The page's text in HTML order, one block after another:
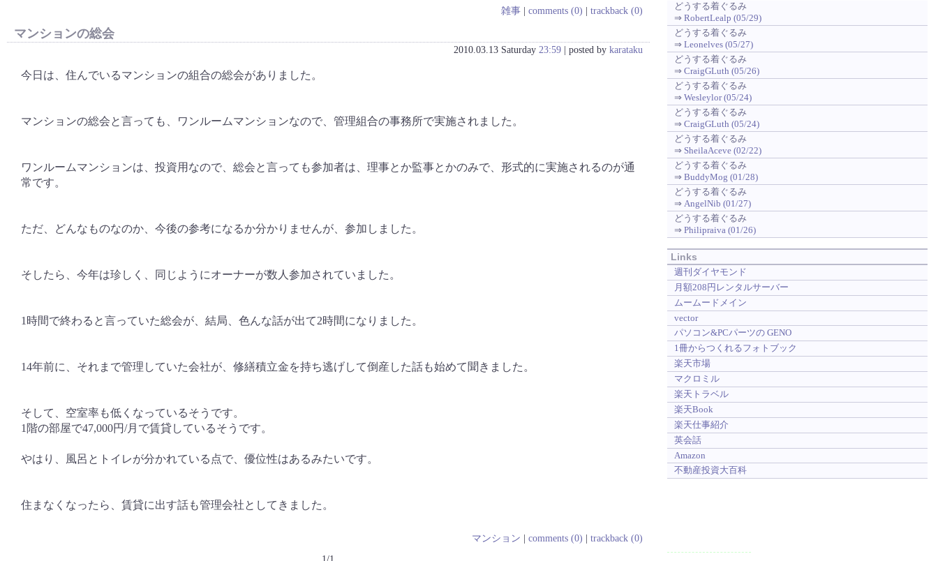
雑事| comments (0) | trackback (0)
マンションの総会
2010.03.13 Saturday 23:59| posted by karataku
今日は、住んでいるマンションの組合の総会がありました。
マンションの総会と言っても、ワンルームマンションなので、管理組合の事務所で実施されました。
ワンルームマンションは、投資用なので、総会と言っても参加者は、理事とか監事とかのみで、形式的に実施されるのが通
常です。
ただ、どんなものなのか、今後の参考になるか分かりませんが、参加しました。
そしたら、今年は珍しく、同じようにオーナーが数人参加されていました。
1時間で終わると言っていた総会が、結局、色んな話が出て2時間になりました。
14年前に、それまで管理していた会社が、修繕積立金を持ち逃げして倒産した話も始めて聞きました。
そして、空室率も低くなっているそうです。
1階の部屋で47,000円/月で賃貸しているそうです。
やはり、風呂とトイレが分かれている点で、優位性はあるみたいです。
住まなくなったら、賃貸に出す話も管理会社としてきました。
マンション | comments (0) | trackback (0)
どうする着ぐるみ
⇒ RobertLealp (05/29)
どうする着ぐるみ
⇒ Leonelves (05/27)
どうする着ぐるみ
⇒ CraigGLuth (05/26)
どうする着ぐるみ
⇒ Wesleylor (05/24)
どうする着ぐるみ
⇒ CraigGLuth (05/24)
どうする着ぐるみ
⇒ SheilaAceve (02/22)
どうする着ぐるみ
⇒ BuddyMog (01/28)
どうする着ぐるみ
⇒ AngelNib (01/27)
どうする着ぐるみ
⇒ Philipraiva (01/26)
Links
週刊ダイヤモンド
月額208円レンタルサーバー
ムームードメイン
vector
パソコン&PCパーツの GENO
1冊からつくれるフォトブック
楽天市場
マクロミル
楽天トラベル
楽天Book
楽天仕事紹介
英会話
Amazon
不動産投資大百科